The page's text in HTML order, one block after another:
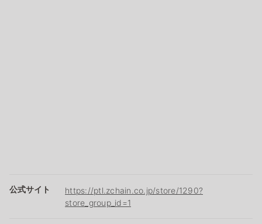
公式サイト
https://ptl.zchain.co.jp/store/1290?
store_group_id=1